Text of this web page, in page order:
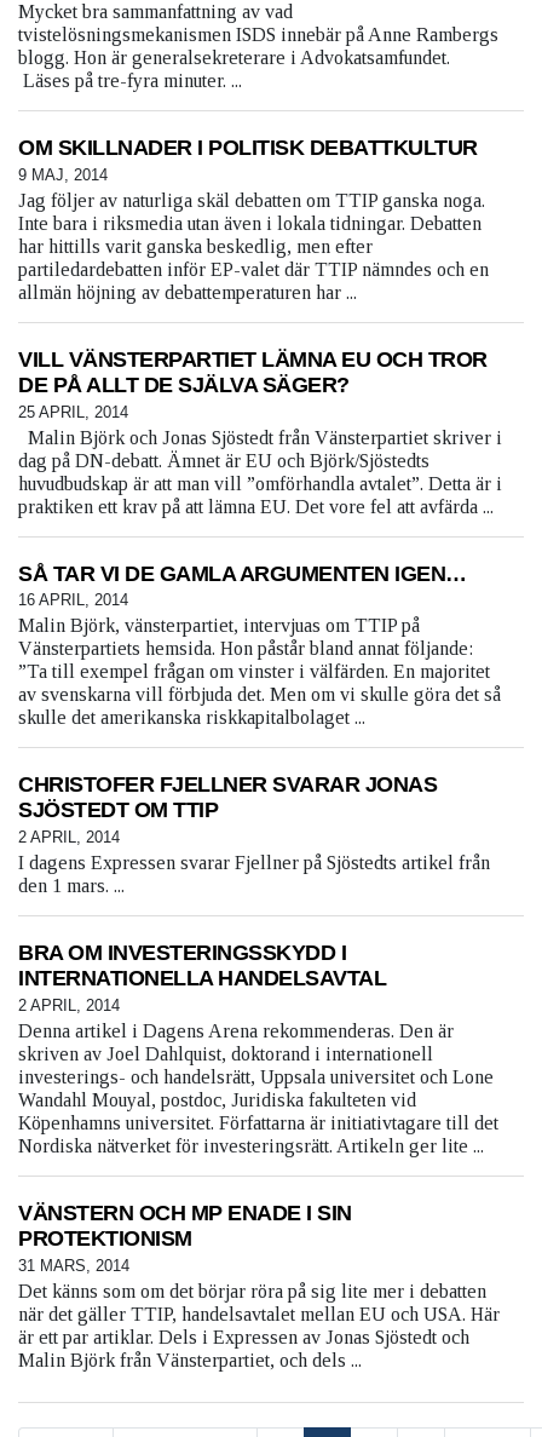
Mycket bra sammanfattning av vad
tvistelösningsmekanismen ISDS innebär på Anne Rambergs
blogg. Hon är generalsekreterare i Advokatsamfundet.
Läses på tre-fyra minuter. ...
OM SKILLNADER I POLITISK DEBATTKULTUR
9 MAJ, 2014
Jag följer av naturliga skäl debatten om TTIP ganska noga.
Inte bara i riksmedia utan även i lokala tidningar. Debatten
har hittills varit ganska beskedlig, men efter
partiledardebatten inför EP-valet där TTIP nämndes och en
allmän höjning av debattemperaturen har ...
VILL VÄNSTERPARTIET LÄMNA EU OCH TROR
DE PÅ ALLT DE SJÄLVA SÄGER?
25 APRIL, 2014
Malin Björk och Jonas Sjöstedt från Vänsterpartiet skriver i
dag på DN-debatt. Ämnet är EU och Björk/Sjöstedts
huvudbudskap är att man vill ”omförhandla avtalet”. Detta är i
praktiken ett krav på att lämna EU. Det vore fel att avfärda ...
SÅ TAR VI DE GAMLA ARGUMENTEN IGEN…
16 APRIL, 2014
Malin Björk, vänsterpartiet, intervjuas om TTIP på
Vänsterpartiets hemsida. Hon påstår bland annat följande:
”Ta till exempel frågan om vinster i välfärden. En majoritet
av svenskarna vill förbjuda det. Men om vi skulle göra det så
skulle det amerikanska riskkapitalbolaget ...
CHRISTOFER FJELLNER SVARAR JONAS
SJÖSTEDT OM TTIP
2 APRIL, 2014
I dagens Expressen svarar Fjellner på Sjöstedts artikel från
den 1 mars. ...
BRA OM INVESTERINGSSKYDD I
INTERNATIONELLA HANDELSAVTAL
2 APRIL, 2014
Denna artikel i Dagens Arena rekommenderas. Den är
skriven av Joel Dahlquist, doktorand i internationell
investerings- och handelsrätt, Uppsala universitet och Lone
Wandahl Mouyal, postdoc, Juridiska fakulteten vid
Köpenhamns universitet. Författarna är initiativtagare till det
Nordiska nätverket för investeringsrätt. Artikeln ger lite ...
VÄNSTERN OCH MP ENADE I SIN
PROTEKTIONISM
31 MARS, 2014
Det känns som om det börjar röra på sig lite mer i debatten
när det gäller TTIP, handelsavtalet mellan EU och USA. Här
är ett par artiklar. Dels i Expressen av Jonas Sjöstedt och
Malin Björk från Vänsterpartiet, och dels ...